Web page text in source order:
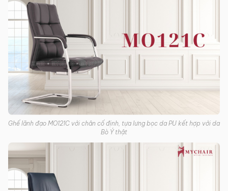
Ghế lãnh đạo MO121C với chân cố định, tựa lưng bọc da PU kết hợp với da
Bò Ý thật